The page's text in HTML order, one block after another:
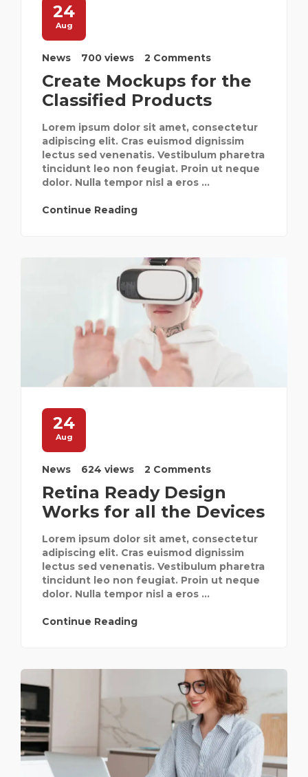
24
Aug
News 700 views 2 Comments
Create Mockups for the
Classified Products
Lorem ipsum dolor sit amet, consectetur
adipiscing elit. Cras euismod dignissim
lectus sed venenatis. Vestibulum pharetra
tincidunt leo non feugiat. Proin ut neque
dolor. Nulla tempor nisl a eros ...
Continue Reading
24
Aug
News 624 views 2 Comments
Retina Ready Design
Works for all the Devices
Lorem ipsum dolor sit amet, consectetur
adipiscing elit. Cras euismod dignissim
lectus sed venenatis. Vestibulum pharetra
tincidunt leo non feugiat. Proin ut neque
dolor. Nulla tempor nisl a eros ...
Continue Reading